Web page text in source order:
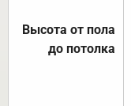
Высота от пола
до потолка